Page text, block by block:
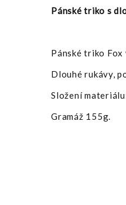
Pánské triko s
Pánské triko
Dlouhé rukávy,
Složení
Gramáž 155g.